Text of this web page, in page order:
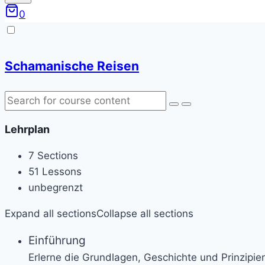
0
Schamanische Reisen
Lehrplan
7 Sections
51 Lessons
unbegrenzt
Expand all sectionsCollapse all sections
Einführung
Erlerne die Grundlagen, Geschichte und